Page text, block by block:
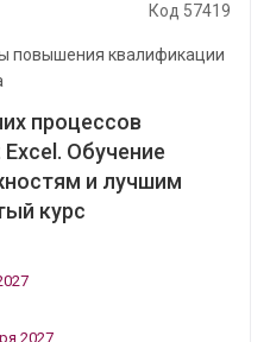
Код 57419
повышения квалификации
процессов
Обучение
и лучшим
курс
2027